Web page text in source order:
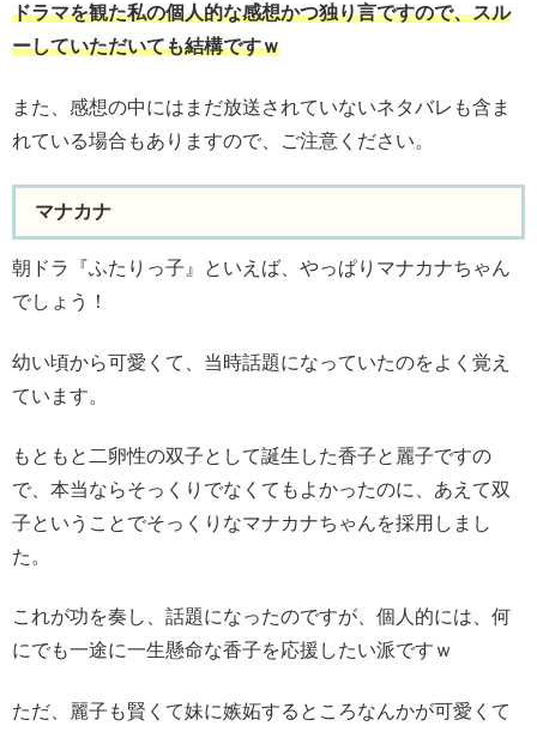
ドラマを観た私の個人的な感想かつ独り言ですので、スル
ーしていただいても結構ですｗ
また、感想の中にはまだ放送されていないネタバレも含ま
れている場合もありますので、ご注意ください。
マナカナ
朝ドラ『ふたりっ子』といえば、やっぱりマナカナちゃん
でしょう！
幼い頃から可愛くて、当時話題になっていたのをよく覚え
ています。
もともと二卵性の双子として誕生した香子と麗子ですの
で、本当ならそっくりでなくてもよかったのに、あえて双
子ということでそっくりなマナカナちゃんを採用しまし
た。
これが功を奏し、話題になったのですが、個人的には、何
にでも一途に一生懸命な香子を応援したい派ですｗ
ただ、麗子も賢くて妹に嫉妬するところなんかが可愛くて